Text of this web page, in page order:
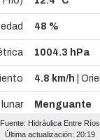
Fuente: Hidráulica Entre Ríos
Última actualización: 20:19